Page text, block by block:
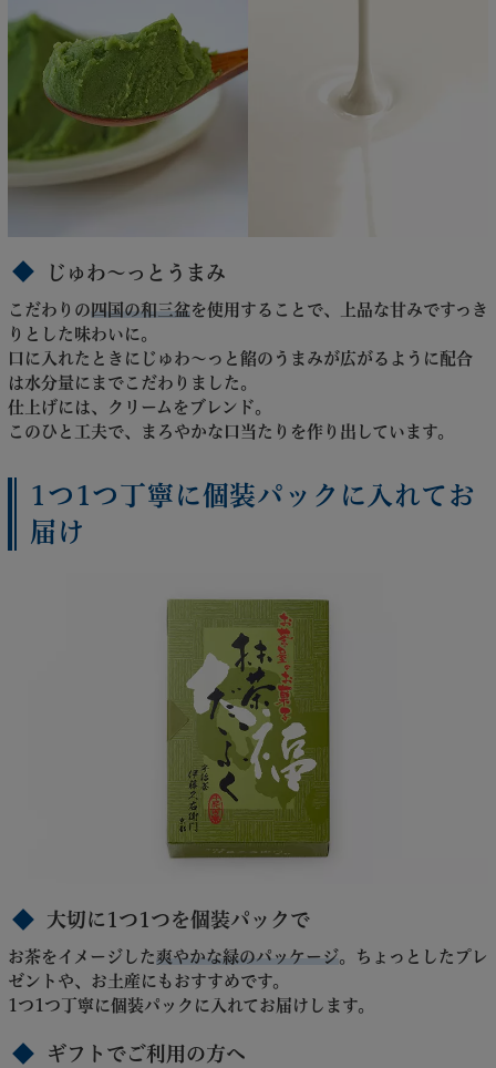
じゅわ～っとうまみ
こだわりの 四国の和三盆を使用することで、上品な甘みですっき
りとした味わいに。
口に入れたときにじゅわ～っと餡のうまみが広がるように配合
は水分量にまでこだわりました。
仕上げには、クリームをブレンド。
このひと工夫で、まろやかな口当たりを作り出しています。
1つ1つ丁寧に個装パックに入れてお
届け
大切に1つ1つを個装パックで
お茶をイメージした爽やかな緑のパッケージ。ちょっとしたプレ
ゼントや、お土産にもおすすめです。
1つ1つ丁寧に個装パックに入れてお届けします。
ギフトでご利用の方へ